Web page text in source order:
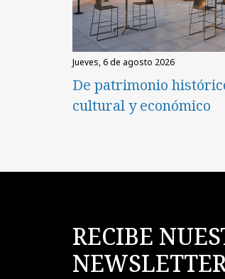
jueves, 6 de agosto 2026
De patrimonio
cultural y económico
RECIBE